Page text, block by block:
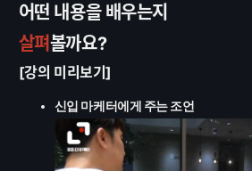
어떤 내용을 배우는지
살펴볼까요?
[강의 미리보기]
신입 마케터에게 주는 조언